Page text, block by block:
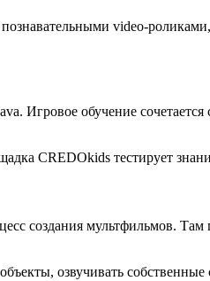
video-
Игровое обучение
CREDOkids тестирует
создания мультфильмов. Там
озвучивать собственные